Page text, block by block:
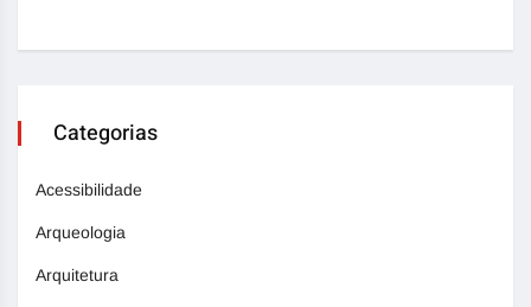
Categorias
Acessibilidade
Arqueologia
Arquitetura